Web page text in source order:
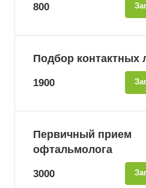
800
Подбор контактных
1900
Первичный прием
офтальмолога
3000